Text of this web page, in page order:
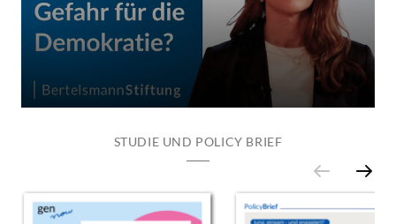
STUDIE UND POLICY BRIEF